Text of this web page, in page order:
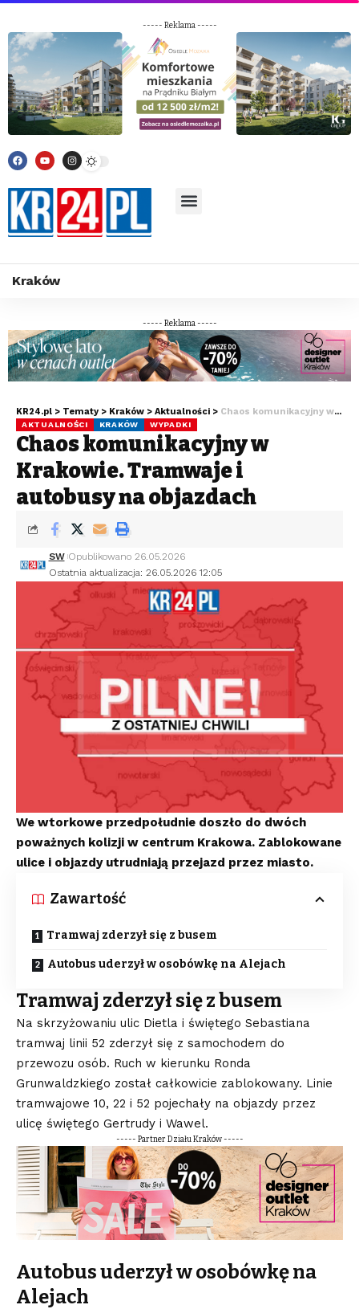
----- Reklama -----
Kraków
----- Reklama -----
KR24.pl > Tematy > Kraków > Aktualności > Chaos komunikacyjny w Krakowie. Tramwaje i autobusy na objazdach
AKTUALNOŚCI KRAKÓW WYPADKI
Chaos komunikacyjny w
Krakowie. Tramwaje i
autobusy na objazdach
Ostatnia aktualizacja: 26.05.2026 12:05
SW Opublikowano 26.05.2026
We wtorkowe przedpołudnie doszło do dwóch
poważnych kolizji w centrum Krakowa. Zablokowane
ulice i objazdy utrudniają przejazd przez miasto.
Zawartość
Tramwaj zderzył się z busem
Autobus uderzył w osobówkę na Alejach
Tramwaj zderzył się z busem
Na skrzyżowaniu ulic Dietla i świętego Sebastiana
tramwaj linii 52 zderzył się z samochodem do
przewozu osób. Ruch w kierunku Ronda
Grunwaldzkiego został całkowicie zablokowany. Linie
tramwajowe 10, 22 i 52 pojechały na objazdy przez
ulicę świętego Gertrudy i Wawel.
----- Partner Działu Kraków -----
Autobus uderzył w osobówkę na
Alejach